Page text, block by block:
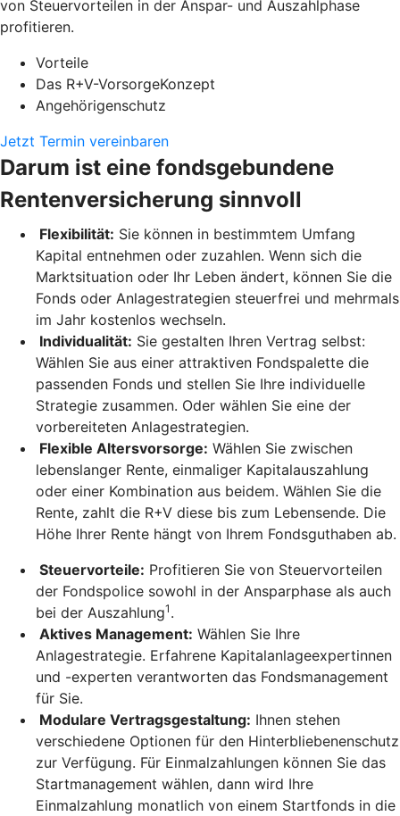
von Steuervorteilen in der Anspar- und Auszahlphase
profitieren.
Vorteile
Das R+V-VorsorgeKonzept
Angehörigenschutz
Jetzt Termin vereinbaren
Darum ist eine fondsgebundene
Rentenversicherung sinnvoll
Flexibilität: Sie können in bestimmtem Umfang
Kapital entnehmen oder zuzahlen. Wenn sich die
Marktsituation oder Ihr Leben ändert, können Sie die
Fonds oder Anlagestrategien steuerfrei und mehrmals
im Jahr kostenlos wechseln.
Individualität: Sie gestalten Ihren Vertrag selbst:
Wählen Sie aus einer attraktiven Fondspalette die
passenden Fonds und stellen Sie Ihre individuelle
Strategie zusammen. Oder wählen Sie eine der
vorbereiteten Anlagestrategien.
Flexible Altersvorsorge: Wählen Sie zwischen
lebenslanger Rente, einmaliger Kapitalauszahlung
oder einer Kombination aus beidem. Wählen Sie die
Rente, zahlt die R+V diese bis zum Lebensende. Die
Höhe Ihrer Rente hängt von Ihrem Fondsguthaben ab.
Steuervorteile: Profitieren Sie von Steuervorteilen
der Fondspolice sowohl in der Ansparphase als auch
bei der Auszahlung1 .
Aktives Management: Wählen Sie Ihre
Anlagestrategie. Erfahrene Kapitalanlageexpertinnen
und -experten verantworten das Fondsmanagement
für Sie.
Modulare Vertragsgestaltung: Ihnen stehen
verschiedene Optionen für den Hinterbliebenenschutz
zur Verfügung. Für Einmalzahlungen können Sie das
Startmanagement wählen, dann wird Ihre
Einmalzahlung monatlich von einem Startfonds in die